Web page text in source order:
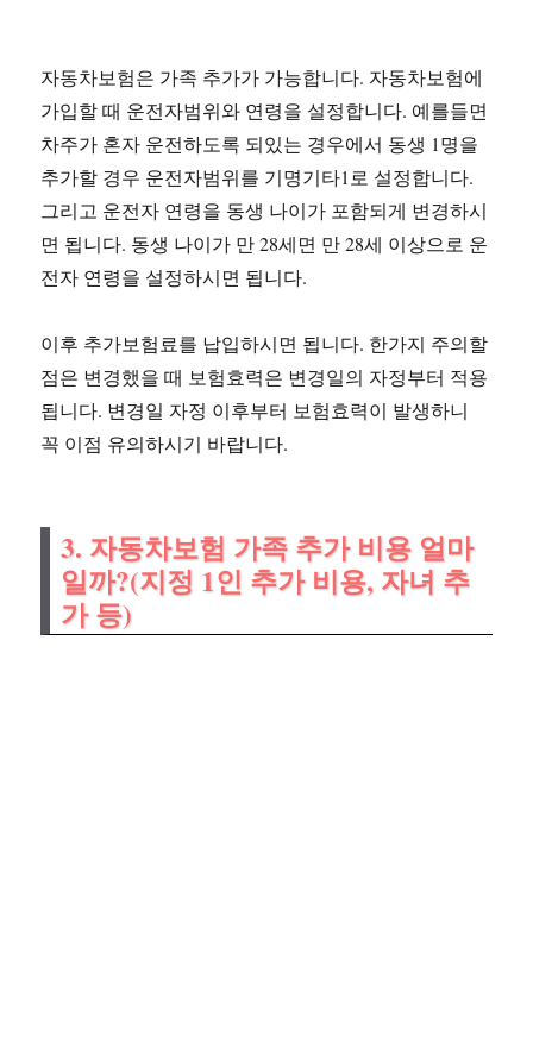
자동차보험은 가족 추가가 가능합니다. 자동차보험에
가입할 때 운전자범위와 연령을 설정합니다. 예를들면
차주가 혼자 운전하도록 되있는 경우에서 동생 1명을
추가할 경우 운전자범위를 기명기타1로 설정합니다.
그리고 운전자 연령을 동생 나이가 포함되게 변경하시
면 됩니다. 동생 나이가 만 28세면 만 28세 이상으로 운
전자 연령을 설정하시면 됩니다.
이후 추가보험료를 납입하시면 됩니다. 한가지 주의할
점은 변경했을 때 보험효력은 변경일의 자정부터 적용
됩니다. 변경일 자정 이후부터 보험효력이 발생하니
꼭 이점 유의하시기 바랍니다.
3. 자동차보험 가족 추가 비용 얼마
일까?(지정 1인 추가 비용, 자녀 추
가 등)